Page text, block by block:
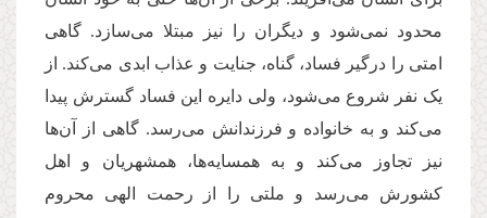
محدود نمی‌شود و دیگران را نیز مبتلا می‌سازد. گاهی
امتی را درگیر فساد، گناه، جنایت و عذاب ابدی می‌کند. از
یک نفر شروع می‌شود، ولی دایره این فساد گسترش پیدا
می‌کند و به خانواده و فرزندانش می‌رسد. گاهی از آن‌ها
نیز تجاوز می‌کند و به همسایه‌ها، همشهریان و اهل
کشورش می‌رسد و ملتی را از رحمت الهی محروم